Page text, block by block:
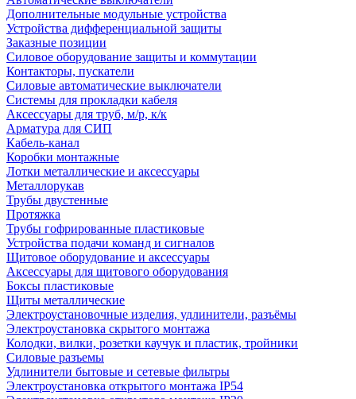
Дополнительные модульные устройства
Устройства дифференциальной защиты
Заказные позиции
Силовое оборудование защиты и коммутации
Контакторы, пускатели
Силовые автоматические выключатели
Системы для прокладки кабеля
Аксессуары для труб, м/р, к/к
Арматура для СИП
Кабель-канал
Коробки монтажные
Лотки металлические и аксессуары
Металлорукав
Трубы двустенные
Протяжка
Трубы гофрированные пластиковые
Устройства подачи команд и сигналов
Щитовое оборудование и аксессуары
Аксессуары для щитового оборудования
Боксы пластиковые
Щиты металлические
Электроустановочные изделия, удлинители, разъёмы
Электроустановка скрытого монтажа
Колодки, вилки, розетки каучук и пластик, тройники
Силовые разъемы
Удлинители бытовые и сетевые фильтры
Электроустановка открытого монтажа IP54